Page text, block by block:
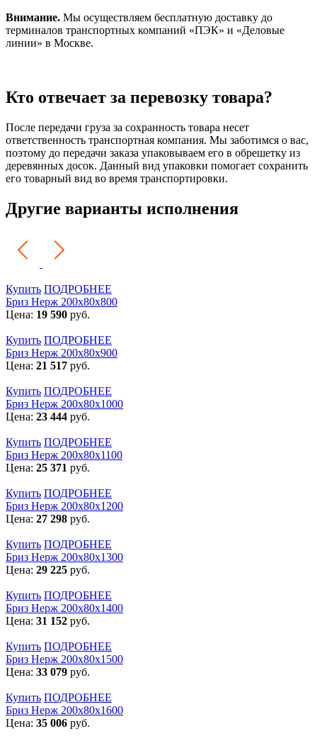
Внимание. Мы осуществляем бесплатную доставку до
терминалов транспортных компаний «ПЭК» и «Деловые
линии» в Москве.
Кто отвечает за перевозку товара?
После передачи груза за сохранность товара несет
ответственность транспортная компания. Мы заботимся о вас,
поэтому до передачи заказа упаковываем его в обрешетку из
деревянных досок. Данный вид упаковки помогает сохранить
его товарный вид во время транспортировки.
Другие варианты исполнения
Купить ПОДРОБНЕЕ
Бриз Нерж 200х80х800
Цена: 19 590 руб.
Купить ПОДРОБНЕЕ
Бриз Нерж 200х80х900
Цена: 21 517 руб.
Купить ПОДРОБНЕЕ
Бриз Нерж 200х80х1000
Цена: 23 444 руб.
Купить ПОДРОБНЕЕ
Бриз Нерж 200х80х1100
Цена: 25 371 руб.
Купить ПОДРОБНЕЕ
Бриз Нерж 200х80х1200
Цена: 27 298 руб.
Купить ПОДРОБНЕЕ
Бриз Нерж 200х80х1300
Цена: 29 225 руб.
Купить ПОДРОБНЕЕ
Бриз Нерж 200х80х1400
Цена: 31 152 руб.
Купить ПОДРОБНЕЕ
Бриз Нерж 200х80х1500
Цена: 33 079 руб.
Купить ПОДРОБНЕЕ
Бриз Нерж 200х80х1600
Цена: 35 006 руб.